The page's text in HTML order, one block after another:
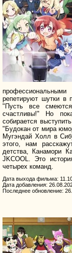
репетируют шутки в
"Пусть все
счастливы!" Но
собирается
"Будокан от мира
Мугэндай Холл в
этого, нам
детства, Канамори
JKCOOL. Это
четырех команд.
Дата выхода фильма:
Дата добавления:
Последнее обновление: